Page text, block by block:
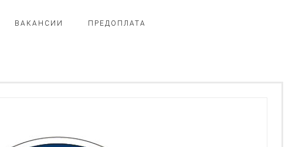
ВАКАНСИИ ПРЕДОПЛАТА